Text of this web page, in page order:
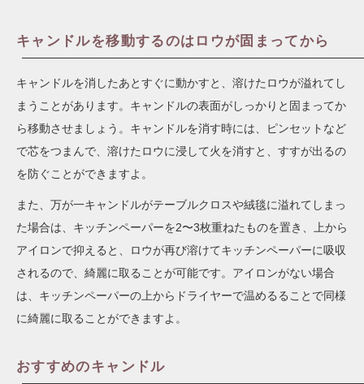
キャンドルを移動するのはロウが固まってから
キャンドルを消したあとすぐに動かすと、溶けたロウが溢れてし
まうことがあります。キャンドルの表面がしっかりと固まってか
ら移動させましょう。キャンドルを消す時には、ピンセットなど
で芯をつまんで、溶けたロウに浸して火を消すと、すすが出るの
を防ぐことができますよ。
また、万が一キャンドルがテーブルクロスや絨毯に溢れてしまっ
た場合は、キッチンペーパーを2〜3枚重ねたものを置き、上から
アイロンで抑えると、ロウが再び溶けてキッチンペーパーに吸収
されるので、綺麗に取ることが可能です。アイロンがない場合
は、キッチンペーパーの上からドライヤーで温めるることで同様
に綺麗に取ることができますよ。
おすすめのキャンドル